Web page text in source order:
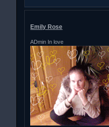
Emily Rose
ADmin In love